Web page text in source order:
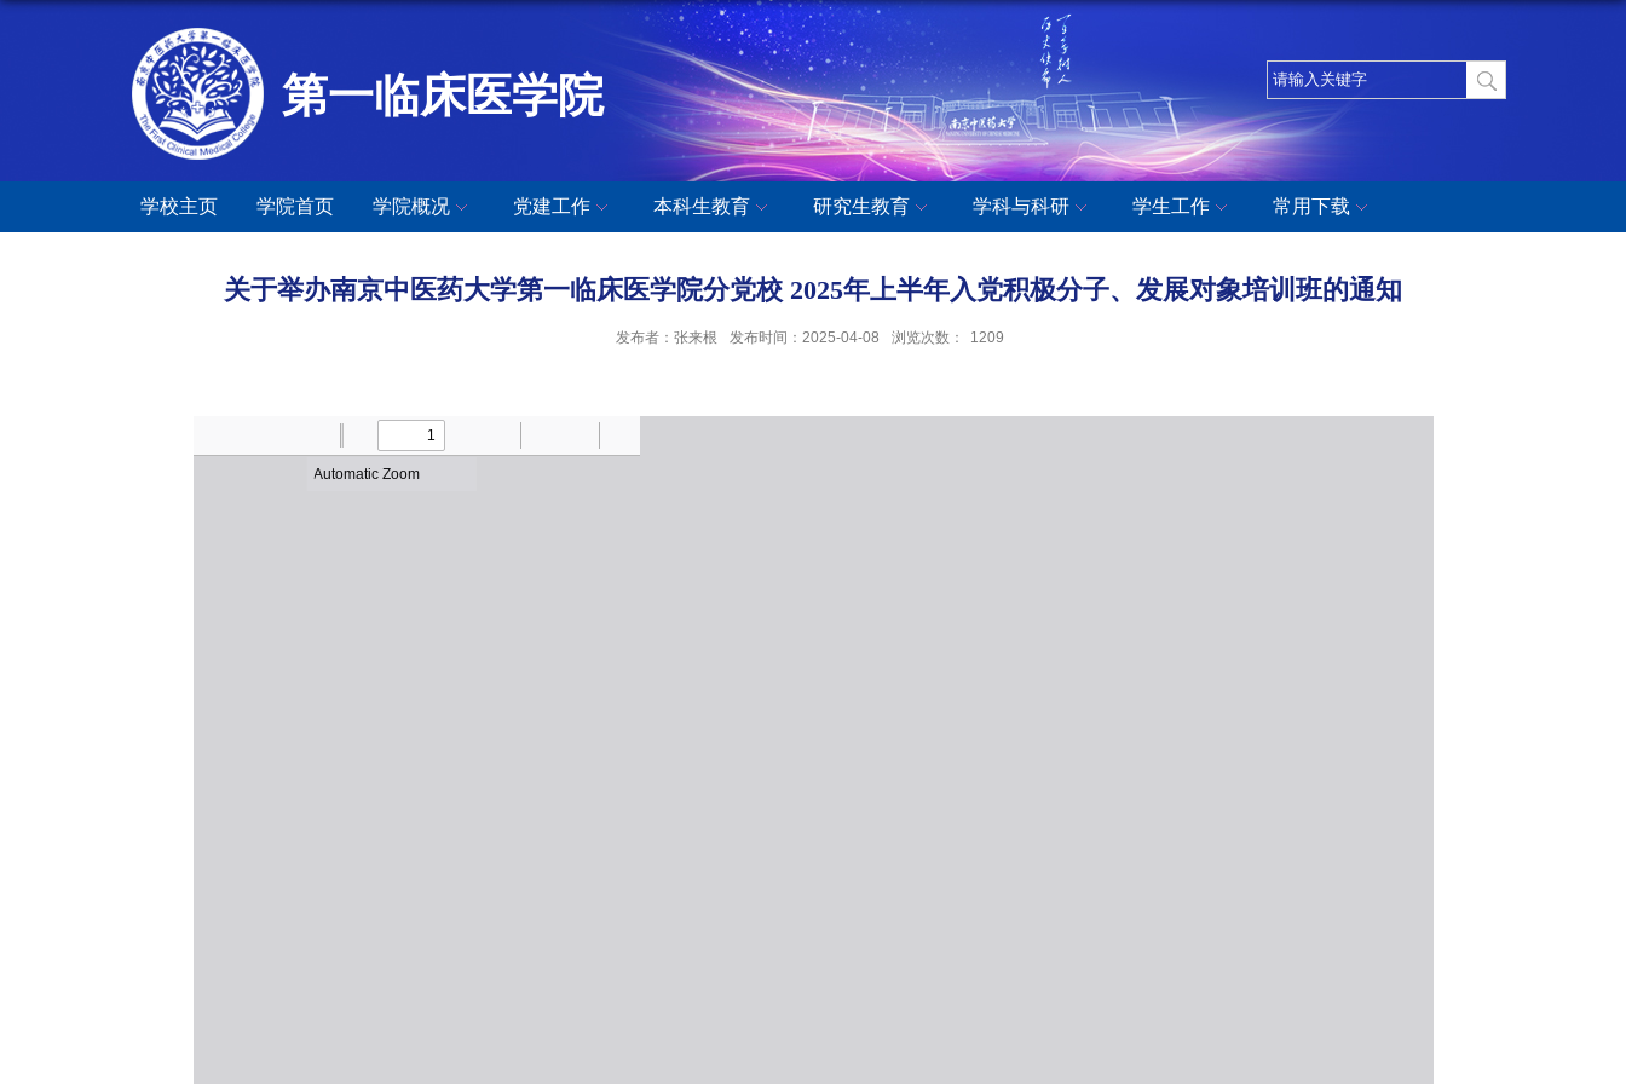
第一临床医学院
学校主页 学院首页 学院概况 党建工作 本科生教育 研究生教育 学科与科研 学生工作 常用下载
关于举办南京中医药大学第一临床医学院分党校 2025年上半年入党积极分子、发展对象培训班的通知
发布者：张来根 发布时间：2025-04-08 浏览次数： 1209